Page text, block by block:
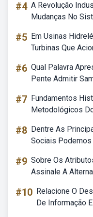
#4 A Revolução
Mudanças No
#5 Em Usinas
Turbinas Que
#6 Qual Palavra
Pente Admitir
#7 Fundamentos
Metodológicos
#8 Dentre As
Sociais
#9 Sobre Os
Assinale A
#10 Relacione O
De Informação